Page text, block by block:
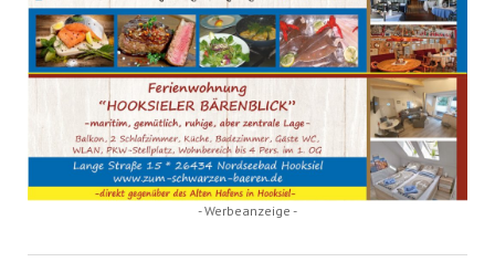
- Werbeanzeige -